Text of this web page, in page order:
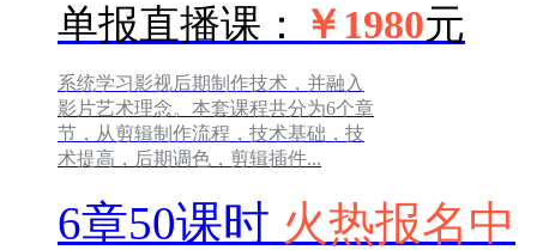
单报直播课： ￥1980元
系统学习影视后期制作技术，并融入
影片艺术理念。本套课程共分为6个章
节，从剪辑制作流程，技术基础，技
术提高，后期调色，剪辑插件...
6章50课时 火热报名中